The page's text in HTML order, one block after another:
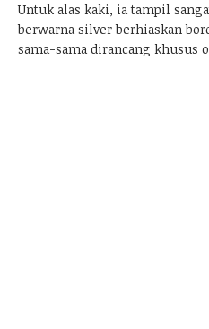
Untuk alas kaki, ia tampil
berwarna silver berhiaskan
sama-sama dirancang khusus